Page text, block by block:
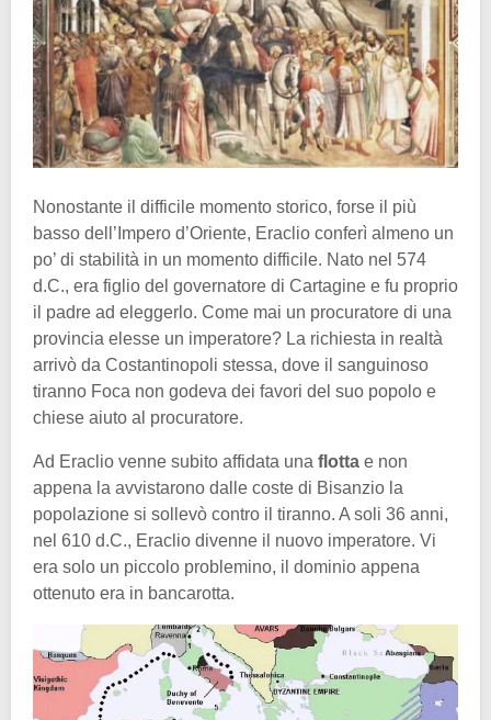
Nonostante il difficile momento storico, forse il più
basso dell’Impero d’Oriente, Eraclio conferì almeno un
po’ di stabilità in un momento difficile. Nato nel 574
d.C., era figlio del governatore di Cartagine e fu proprio
il padre ad eleggerlo. Come mai un procuratore di una
provincia elesse un imperatore? La richiesta in realtà
arrivò da Costantinopoli stessa, dove il sanguinoso
tiranno Foca non godeva dei favori del suo popolo e
chiese aiuto al procuratore.
Ad Eraclio venne subito affidata una flotta e non
appena la avvistarono dalle coste di Bisanzio la
popolazione si sollevò contro il tiranno. A soli 36 anni,
nel 610 d.C., Eraclio divenne il nuovo imperatore. Vi
era solo un piccolo problemino, il dominio appena
ottenuto era in bancarotta.